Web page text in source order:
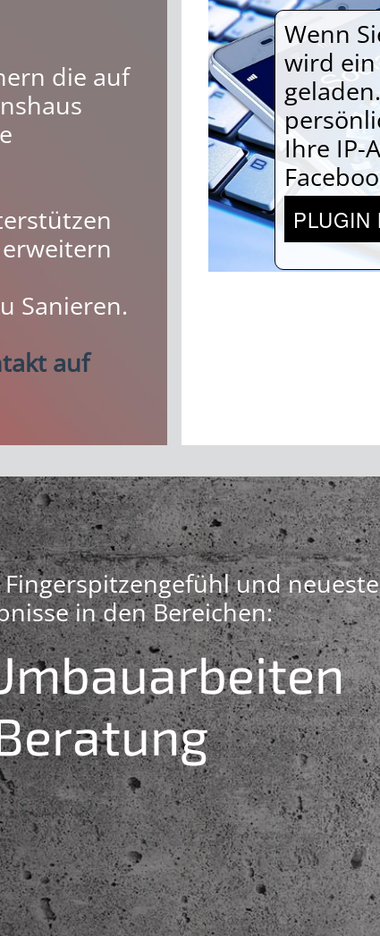
die auf
Sanieren.
auf
Wenn
wird ein
Ihre IP-
PLUGIN
und
in den Bereichen: